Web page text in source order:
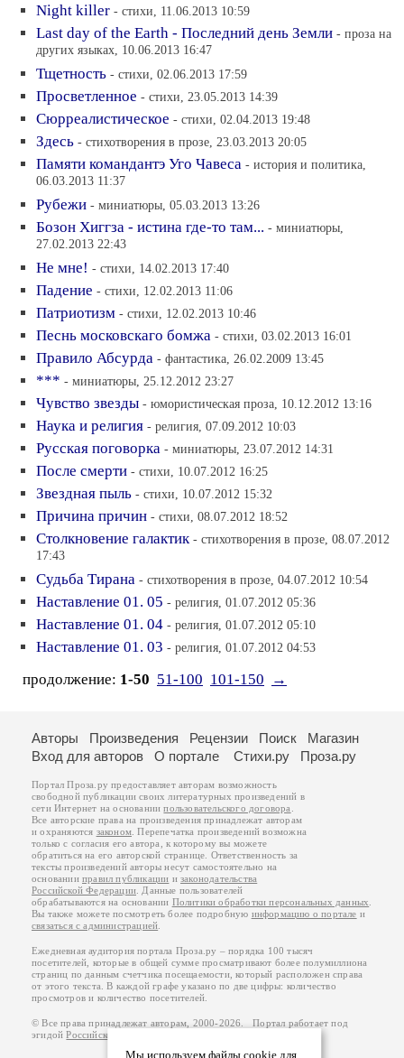
Night killer - стихи, 11.06.2013 10:59
Last day of the Earth - Последний день Земли - проза на
других языках, 10.06.2013 16:47
Тщетность - стихи, 02.06.2013 17:59
Просветленное - стихи, 23.05.2013 14:39
Сюрреалистическое - стихи, 02.04.2013 19:48
Здесь - стихотворения в прозе, 23.03.2013 20:05
Памяти командантэ Уго Чавеса - история и политика,
06.03.2013 11:37
Рубежи - миниатюры, 05.03.2013 13:26
Бозон Хиггза - истина где-то там... - миниатюры,
27.02.2013 22:43
Не мне! - стихи, 14.02.2013 17:40
Падение - стихи, 12.02.2013 11:06
Патриотизм - стихи, 12.02.2013 10:46
Песнь московскаго бомжа - стихи, 03.02.2013 16:01
Правило Абсурда - фантастика, 26.02.2009 13:45
*** - миниатюры, 25.12.2012 23:27
Чувство звезды - юмористическая проза, 10.12.2012 13:16
Наука и религия - религия, 07.09.2012 10:03
Русская поговорка - миниатюры, 23.07.2012 14:31
После смерти - стихи, 10.07.2012 16:25
Звездная пыль - стихи, 10.07.2012 15:32
Причина причин - стихи, 08.07.2012 18:52
Столкновение галактик - стихотворения в прозе, 08.07.2012
17:43
Судьба Тирана - стихотворения в прозе, 04.07.2012 10:54
Наставление 01. 05 - религия, 01.07.2012 05:36
Наставление 01. 04 - религия, 01.07.2012 05:10
Наставление 01. 03 - религия, 01.07.2012 04:53
продолжение: 1-50 51-100 101-150 →
Мы используем файлы cookie для
Авторы Произведения Рецензии Поиск
Магазин
Вход для авторов
О портале Стихи.ру Проза.ру
Портал Проза.ру предоставляет авторам возможность
свободной публикации своих литературных произведений в
сети Интернет на основаниипользовательского договора
Все авторские права на произведения принадлежат авторам
и охраняются законом . Перепечатка произведений возможна
только с согласия его автора, к которому вы можете
обратиться на его авторской странице. Ответственность за
тексты произведений авторы несут самостоятельно на
основанииправил публикации изаконодательства
Российской Федерации . Данные пользователей
обрабатываются на основании Политики обработки персональных данных
Вы также можете посмотреть более подробную информацию о портале и
связаться с администрацией
Ежедневная аудитория портала Проза.ру – порядка 100 тысяч
посетителей, которые в общей сумме просматривают более полумиллиона
страниц по данным счетчика посещаемости, который расположен справа
от этого текста. В каждой графе указано по две цифры: количество
просмотров и количество посетителей.
© Все права принадлежат авторам, 2000-2026. Портал работает под
эгидойРоссийского союза писателей